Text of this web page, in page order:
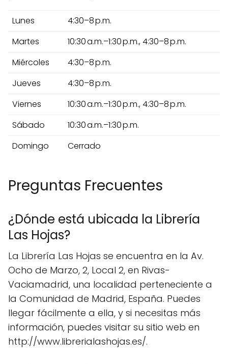
Lunes
4:30–8 p.m.
Martes
10:30 a.m.–1:30 p.m., 4:30–8 p.m.
Miércoles
4:30–8 p.m.
Jueves
4:30–8 p.m.
Viernes
10:30 a.m.–1:30 p.m., 4:30–8 p.m.
Sábado
10:30 a.m.–1:30 p.m.
Domingo
Cerrado
Preguntas Frecuentes
¿Dónde está ubicada la Librería
Las Hojas?
La Librería Las Hojas se encuentra en la Av.
Ocho de Marzo, 2, Local 2, en Rivas-
Vaciamadrid, una localidad perteneciente a
la Comunidad de Madrid, España. Puedes
llegar fácilmente a ella, y si necesitas más
información, puedes visitar su sitio web en
http://www.librerialashojas.es/.